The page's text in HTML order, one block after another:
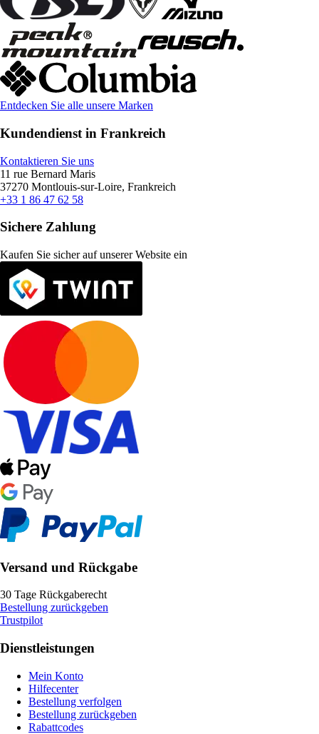
Entdecken Sie alle unsere Marken
Kundendienst in Frankreich
Kontaktieren Sie uns
11 rue Bernard Maris
37270 Montlouis-sur-Loire, Frankreich
+33 1 86 47 62 58
Sichere Zahlung
Kaufen Sie sicher auf unserer Website ein
Versand und Rückgabe
30 Tage Rückgaberecht
Bestellung zurückgeben
Trustpilot
Dienstleistungen
Mein Konto
Hilfecenter
Bestellung verfolgen
Bestellung zurückgeben
Rabattcodes